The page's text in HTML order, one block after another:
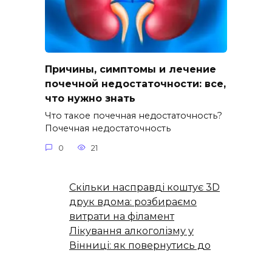
Причины, симптомы и лечение
почечной недостаточности: все,
что нужно знать
Что такое почечная недостаточность?
Почечная недостаточность
0 21
Скільки насправді коштує 3D
друк вдома: розбираємо
витрати на філамент
Лікування алкоголізму у
Вінниці: як повернутись до